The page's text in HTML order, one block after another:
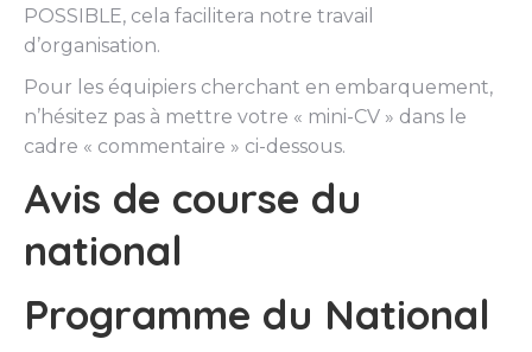
POSSIBLE, cela facilitera notre travail
d’organisation.
Pour les équipiers cherchant en embarquement,
n’hésitez pas à mettre votre « mini-CV » dans le
cadre « commentaire » ci-dessous.
Avis de course du
national
Programme du National